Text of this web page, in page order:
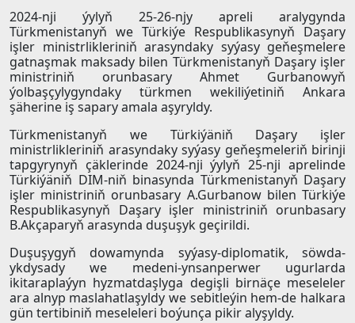
2024-nji ýylyň 25-26-njy apreli aralygynda
Türkmenistanyň we Türkiýe Respublikasynyň Daşary
işler ministrlikleriniň arasyndaky syýasy geňeşmelere
gatnaşmak maksady bilen Türkmenistanyň Daşary işler
ministriniň orunbasary Ahmet Gurbanowyň
ýolbaşçylygyndaky türkmen wekiliýetiniň Ankara
şäherine iş sapary amala aşyryldy.
Türkmenistanyň we Türkiýäniň Daşary işler
ministrlikleriniň arasyndaky syýasy geňeşmeleriň birinji
tapgyrynyň çäklerinde 2024-nji ýylyň 25-nji aprelinde
Türkiýäniň DIM-niň binasynda Türkmenistanyň Daşary
işler ministriniň orunbasary A.Gurbanow bilen Türkiýe
Respublikasynyň Daşary işler ministriniň orunbasary
B.Akçaparyň arasynda duşuşyk geçirildi.
Duşuşygyň dowamynda syýasy-diplomatik, söwda-
ykdysady we medeni-ynsanperwer ugurlarda
ikitaraplaýyn hyzmatdaşlyga degişli birnäçe meseleler
ara alnyp maslahatlaşyldy we sebitleýin hem-de halkara
gün tertibiniň meseleleri boýunça pikir alyşyldy.